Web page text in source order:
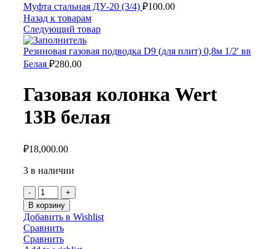
Муфта стальная ДУ-20 (3/4) ₽100.00
Назад к товарам
Следующий товар
Резиновая газовая подводка D9 (для плит) 0,8м 1/2' вв
Белая ₽280.00
Газовая колонка Wert
13B белая
₽18,000.00
3 в наличии
Количество
Газовая
колонка
Wert
13B
белая
В корзину
Добавить в Wishlist
Сравнить
Сравнить